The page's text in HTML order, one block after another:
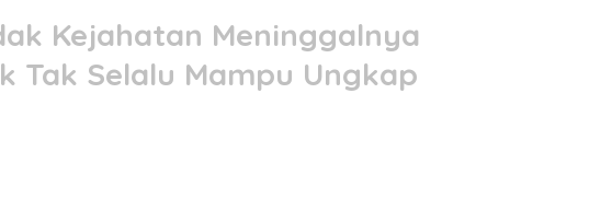
Kejahatan Meninggalnya
Tak Selalu Mampu Ungkap